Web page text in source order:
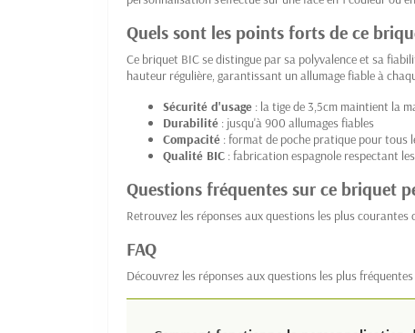
Quels sont les points forts de ce
Ce briquet BIC se distingue par sa polyvalence et sa
hauteur régulière, garantissant un allumage fiable à
Sécurité d'usage : la tige de 3,5cm maintient la
Durabilité : jusqu'à 900 allumages fiables
Compacité : format de poche pratique pour tous
Qualité BIC : fabrication espagnole respectant
Questions fréquentes sur ce briquet
Retrouvez les réponses aux questions les plus
FAQ
Découvrez les réponses aux questions les plus